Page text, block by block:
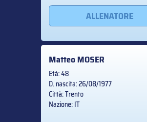
ALLENATORE
MatteoMOSER
Età: 48
D. nascita: 26/08/1977
Città: Trento
Nazione: IT